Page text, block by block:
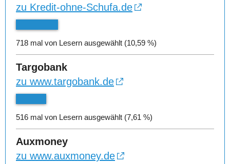
zu Kredit-ohne-Schufa.de
718 mal von Lesern ausgewählt (10,59 %)
Targobank
zu www.targobank.de
516 mal von Lesern ausgewählt (7,61 %)
Auxmoney
zu www.auxmoney.de